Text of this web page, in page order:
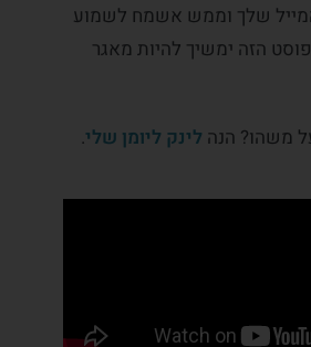
שלך וממש אשמח לשמוע
הזה ימשיך להיות מאגר
משהו? הנה לינק ליומן שלי.